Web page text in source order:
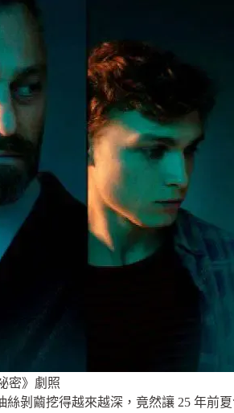
密》劇照
剝繭挖得越來越深，竟然讓 25 年前